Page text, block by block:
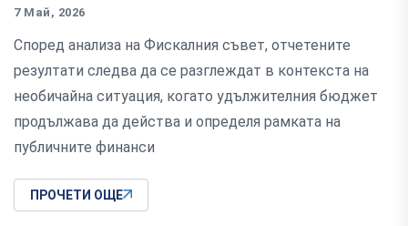
7 Май, 2026
Според анализа на Фискалния съвет, отчетените
резултати следва да се разглеждат в контекста на
необичайна ситуация, когато удължителния бюджет
продължава да действа и определя рамката на
публичните финанси
ПРОЧЕТИ ОЩЕ